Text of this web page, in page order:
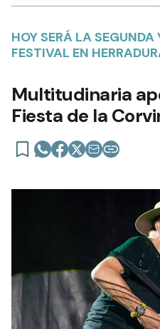
HOY SERÁ LA
FESTIVAL EN
Multitudinaria
Fiesta de la